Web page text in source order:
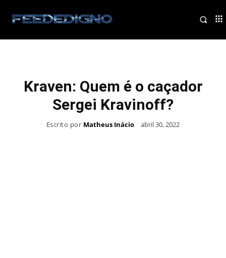
Kraven: Quem é o caçador
Sergei Kravinoff?
Escrito por Matheus Inácio abril 30, 2022